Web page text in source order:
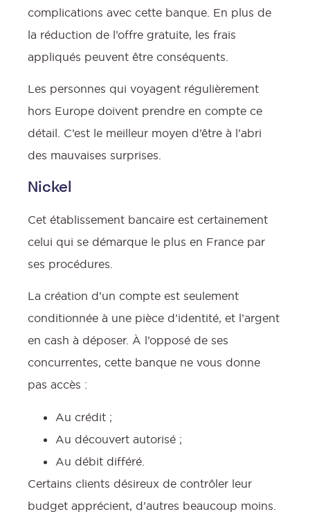
complications avec cette banque. En plus de
la réduction de l’offre gratuite, les frais
appliqués peuvent être conséquents.
Les personnes qui voyagent régulièrement
hors Europe doivent prendre en compte ce
détail. C’est le meilleur moyen d’être à l’abri
des mauvaises surprises.
Nickel
Cet établissement bancaire est certainement
celui qui se démarque le plus en France par
ses procédures.
La création d’un compte est seulement
conditionnée à une pièce d’identité, et l’argent
en cash à déposer. À l’opposé de ses
concurrentes, cette banque ne vous donne
pas accès :
Au crédit ;
Au découvert autorisé ;
Au débit différé.
Certains clients désireux de contrôler leur
budget apprécient, d’autres beaucoup moins.